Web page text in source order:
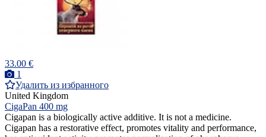
33.00 €
1
Удалить из избранного
United Kingdom
CigaPan 400 mg
Cigapan is a biologically active additive. It is not a medicine.
Cigapan has a restorative effect, promotes vitality and performance,